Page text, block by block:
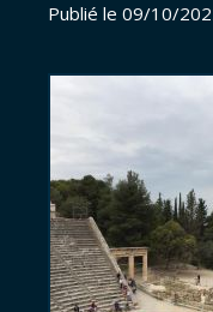
Publié le 09/10/